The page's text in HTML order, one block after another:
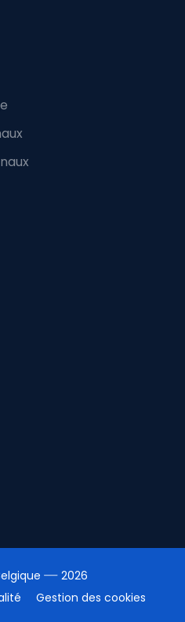
2026
Gestion des cookies